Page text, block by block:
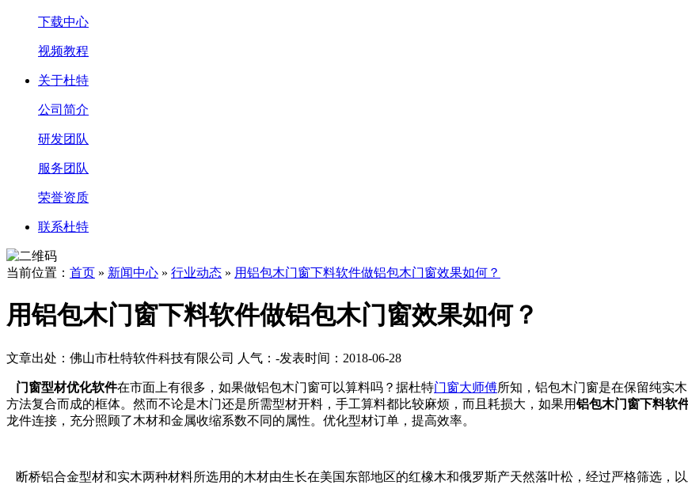
下载中心
视频教程
关于杜特
公司简介
研发团队
服务团队
荣誉资质
联系杜特
当前位置： 首页 » 新闻中心 » 行业动态 » 用铝包木门窗下料软件做铝包木门窗效果如何？
用铝包木门窗下料软件做铝包木门窗效果如何？
文章出处：佛山市杜特软件科技有限公司 人气： -发表时间：2018-06-28
门窗型材优化软件在市面上有很多，如果做铝包木门窗可以算料吗？据杜特门窗大师傅所知，铝包木门窗是在保留纯实
方法复合而成的框体。然而不论是木门还是所需型材开料，手工算料都比较麻烦，而且耗损大，如果用铝包木门窗下料软
龙件连接，充分照顾了木材和金属收缩系数不同的属性。优化型材订单，提高效率。
断桥铝合金型材和实木两种材料所选用的木材由生长在美国东部地区的红橡木和俄罗斯产天然落叶松，经过严格筛选，